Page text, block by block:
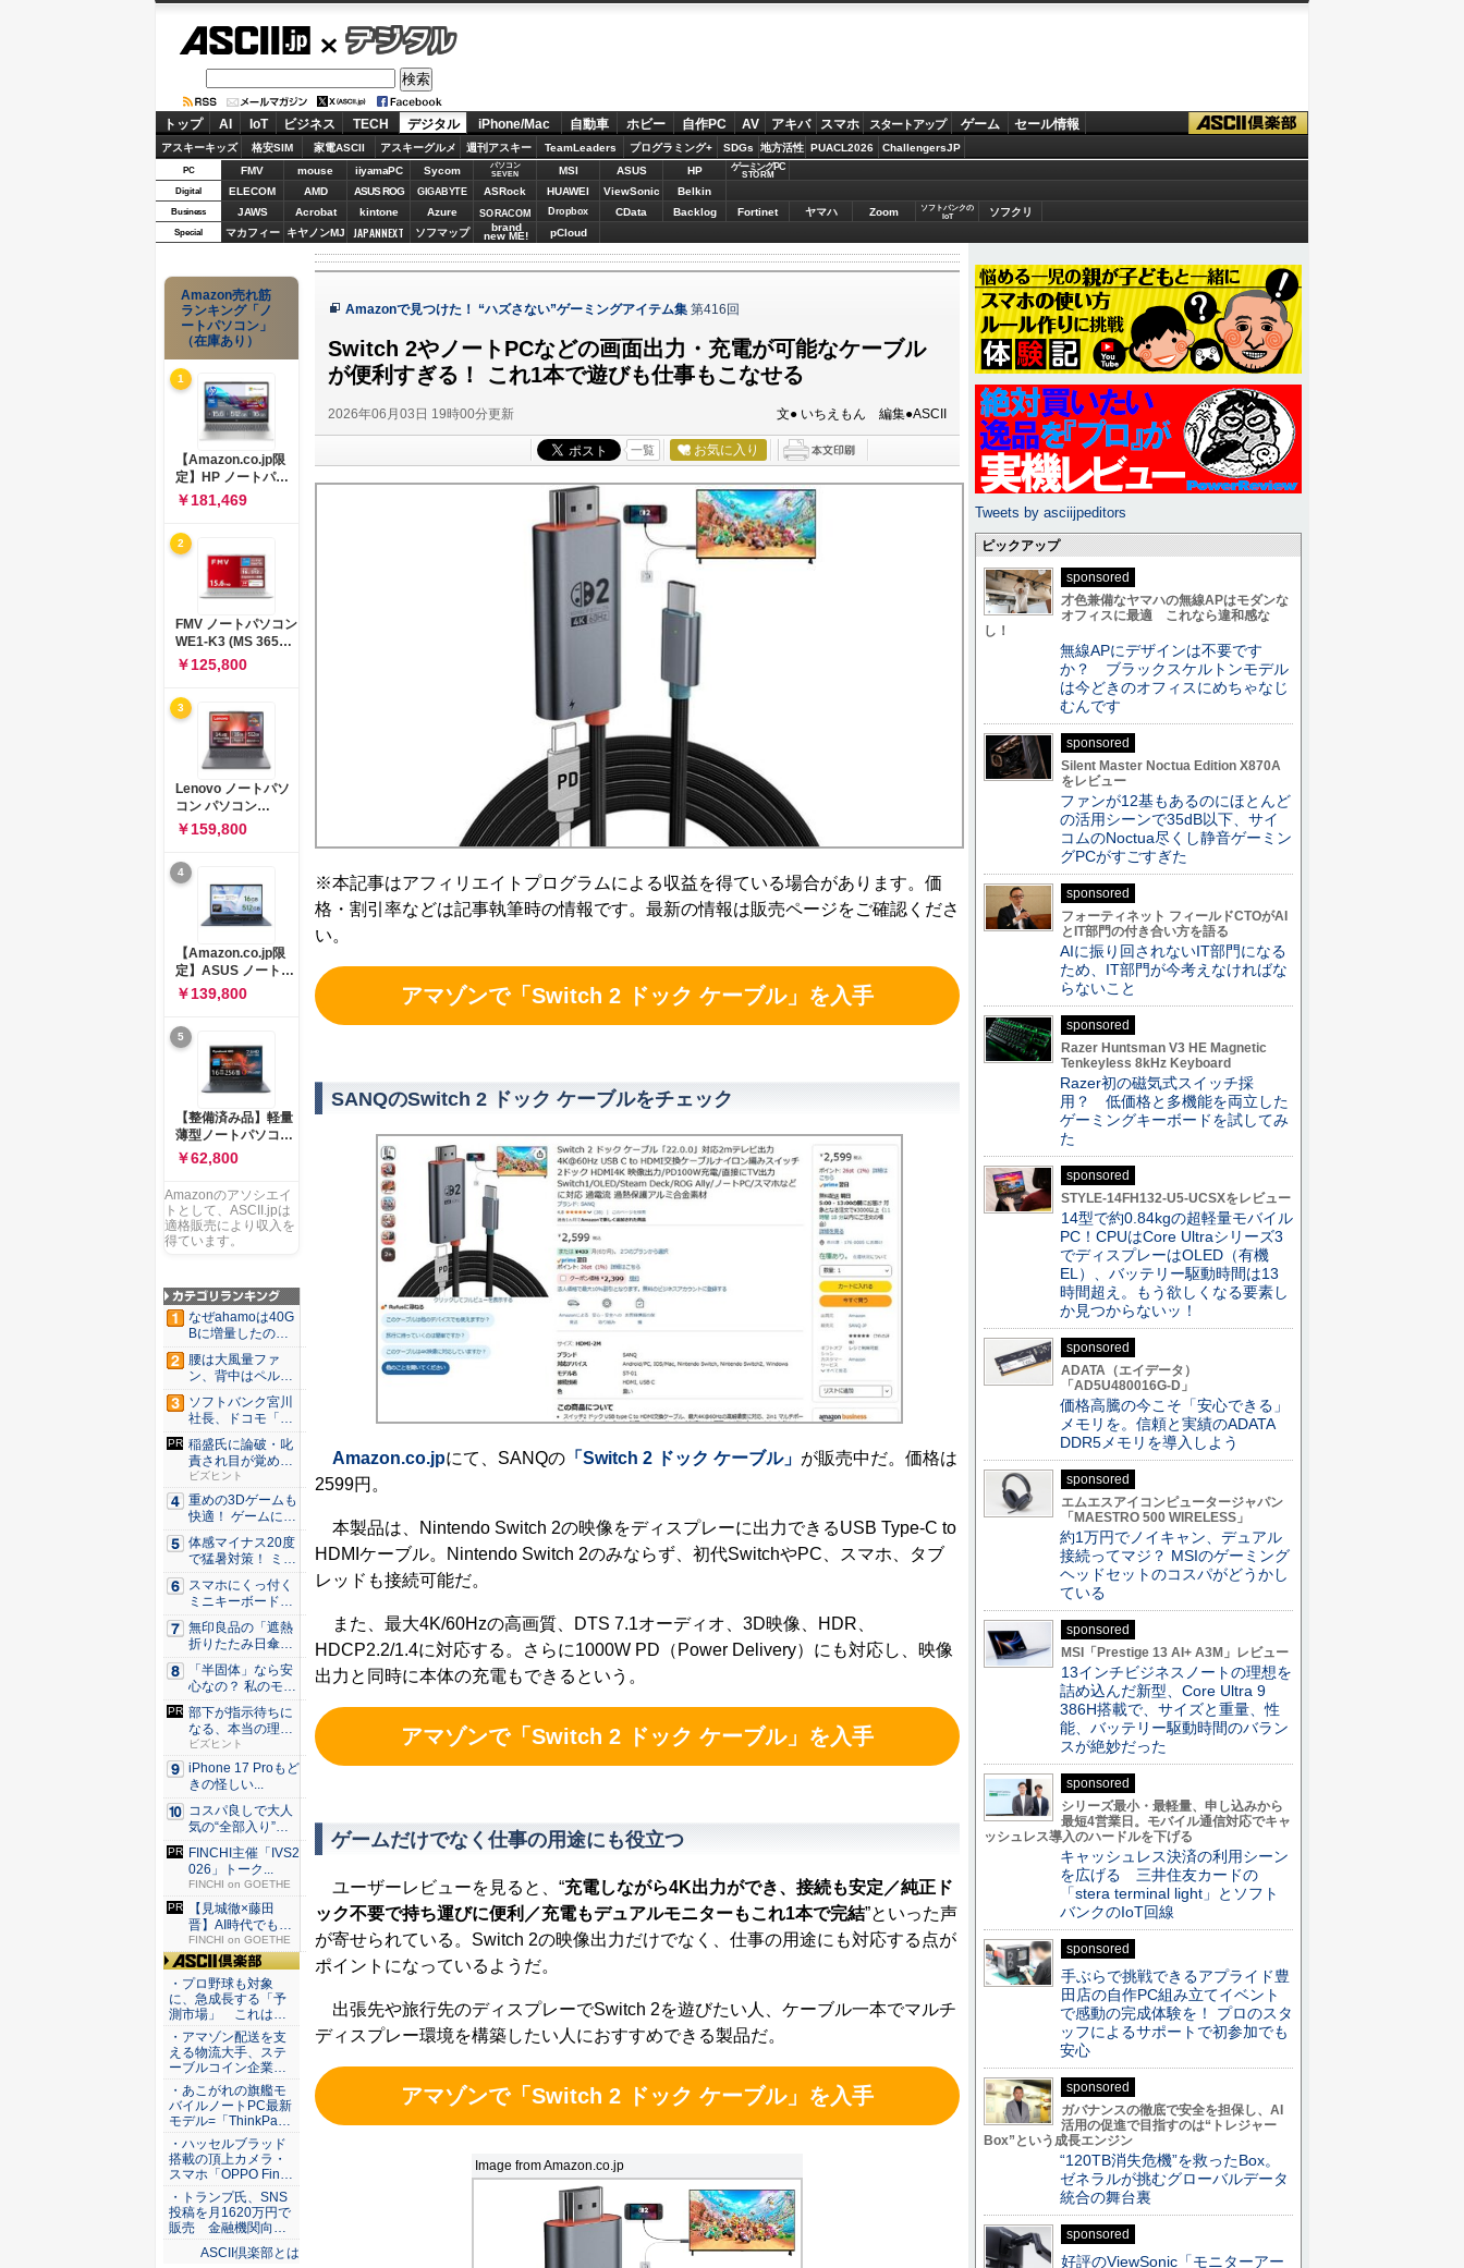
デジタル
トップ AI IoT ビジネス TECH デジタル iPhone/Mac 自動車 ホビー 自作PC AV アキバ スマホ スタートアップ ゲーム セール情報
アスキーキッズ 格安SIM 家電ASCII アスキーグルメ 週刊アスキー TeamLeaders プログラミング+ SDGs 地方活性 PUACL2026 ChallengersJP
PC FMV mouse iiyamaPC Sycom
パソコン
SEVEN
MSI ASUS HP ゲーミングPC
STORM
Digital ELECOM AMD ASUS ROG GIGABYTE ASRock HUAWEI ViewSonic Belkin
Business JAWS Acrobat kintone Azure SORACOM Dropbox CData Backlog Fortinet ヤマハ Zoom
ソフトバンクの
IoT
ソフクリ
Special マカフィー キヤノンMJ JAPANNEXT ソフマップ brand
new ME! pCloud
Amazonで見つけた！ “ハズさない”ゲーミングアイテム集 第416回
Switch 2やノートPCなどの画面出力・充電が可能なケーブル
が便利すぎる！ これ1本で遊びも仕事もこなせる
2026年06月03日 19時00分更新 文● いちえもん 編集●ASCII
一覧 お気に入り
※本記事はアフィリエイトプログラムによる収益を得ている場合があります。価
格・割引率などは記事執筆時の情報です。最新の情報は販売ページをご確認くださ
い。
アマゾンで「Switch 2 ドック ケーブル」を入手
SANQのSwitch 2 ドック ケーブルをチェック
Amazon.co.jpにて、SANQの 「Switch 2 ドック ケーブル」 が販売中だ。価格は
2599円。
本製品は、Nintendo Switch 2の映像をディスプレーに出力できるUSB Type-C to
HDMIケーブル。Nintendo Switch 2のみならず、初代SwitchやPC、スマホ、タブ
レッドも接続可能だ。
また、最大4K/60Hzの高画質、DTS 7.1オーディオ、3D映像、HDR、
HDCP2.2/1.4に対応する。さらに1000W PD（Power Delivery）にも対応し、映像
出力と同時に本体の充電もできるという。
アマゾンで「Switch 2 ドック ケーブル」を入手
ゲームだけでなく仕事の用途にも役立つ
ユーザーレビューを見ると、“充電しながら4K出力ができ、接続も安定／純正ド
ック不要で持ち運びに便利／充電もデュアルモニターもこれ1本で完結”といった声
が寄せられている。Switch 2の映像出力だけでなく、仕事の用途にも対応する点が
ポイントになっているようだ。
出張先や旅行先のディスプレーでSwitch 2を遊びたい人、ケーブル一本でマルチ
ディスプレー環境を構築したい人におすすめできる製品だ。
アマゾンで「Switch 2 ドック ケーブル」を入手
Image from Amazon.co.jp
Amazon売れ筋
ランキング「ノ
ートパソコン」
（在庫あり）
1
【Amazon.co.jp限
定】HP ノートパソ
コン 15-fd 15.6イン
チ インテル Core 5
120U メモリ16GB
SSD512GB
Windows 11
Microsoft Office
2024搭載 WPS
Office搭載 カメラシ
ャッター 指紋認証 薄
型 Copilotキー搭載
ナチュラルシルバー
￥181,469
2
FMV ノートパソコン
WE1-K3 (MS 365
Personal/Copilotキ
ー搭載/Win 11/15.6
型/Core
i5/16GB/SSD
512GB/ホワイト)
FMVWK3E15W_AZ
￥125,800
3
Lenovo ノートパソ
コン パソコン
IdeaPad Slim 3 14.0
インチ AMD
Ryzen™ 5 8640HS
メモリ16GB
SSD512GB
Microsoft 365 試用
版 Windows11 バッ
テリー駆動12.6時間
重量1.39kg ルナグレ
ー 83K9003JJP ノー
トPC
￥159,800
4
【Amazon.co.jp限
定】ASUS ノートパ
ソコン Vivobook 15
M1502NAQ 15.6イ
ンチ AMD Ryzen 7
170 メモリ16GB
SSD 512GB
Microsoft 365
Personal (24か月版)
搭載 Windows 11 重
量1.7kg Wi-Fi 6E ク
ワイエットブルー
M1502NAQ-
￥139,800
5
【整備済み品】軽量
薄型ノートパソコン
dynabook G83 ■
13.3型
FHD(1920x1080) -
高性能第11世代Core
i5-1135G7 - メモリ
16GB - SSD 256GB
USB Type-C - MS
Office 2021 - Win11
搭載
￥62,800
Amazonのアソシエイ
トとして、ASCII.jpは
適格販売により収入を
得ています。
なぜahamoは40G
Bに増量したの
か ...
腰は大風量ファ
ン、背中はペルチ
ェ冷却。ダ...
ソフトバンク宮川
社長、ドコモ「ah
amo...
稲盛氏に論破・叱
責され目が覚め
た。経営者...
ビズヒント
重めの3Dゲームも
快適！ ゲームに強
いH...
体感マイナス20度
で猛暑対策！ ミズ
ノの...
スマホにくっ付く
ミニキーボード！
触ってわ...
無印良品の「遮熱
折りたたみ日傘」
約160...
「半固体」なら安
心なの？ 私のモバ
イルバ...
部下が指示待ちに
なる、本当の理
由。23年...
ビズヒント
iPhone 17 Proもど
きの怪しい...
コスパ良しで大人
気の“全部入り”の
アンド...
FINCHI主催「IVS2
026」トーク...
FINCHI on GOETHE
【見城徹×藤田
晋】AI時代でも変
わらない...
FINCHI on GOETHE
ASCII倶楽部
・プロ野球も対象
に、急成長する「予
測市場」 これは…
・アマゾン配送を支
える物流大手、ステ
ーブルコイン企業…
・あこがれの旗艦モ
バイルノートPC最新
モデル=「ThinkPa…
・ハッセルブラッド
搭載の頂上カメラ・
スマホ「OPPO Fin…
・トランプ氏、SNS
投稿を月1620万円で
販売 金融機関向…
ASCII倶楽部とは
Tweets by asciijpeditors
ピックアップ
sponsored
才色兼備なヤマハの無線APはモダンな
オフィスに最適 これなら違和感な
し！
無線APにデザインは不要です
か？ ブラックスケルトンモデル
は今どきのオフィスにめちゃなじ
むんです
sponsored
Silent Master Noctua Edition X870A
をレビュー
ファンが12基もあるのにほとんど
の活用シーンで35dB以下、サイ
コムのNoctua尽くし静音ゲーミン
グPCがすごすぎた
sponsored
フォーティネット フィールドCTOがAI
とIT部門の付き合い方を語る
AIに振り回されないIT部門になる
ため、IT部門が今考えなければな
らないこと
sponsored
Razer Huntsman V3 HE Magnetic
Tenkeyless 8kHz Keyboard
Razer初の磁気式スイッチ採
用？ 低価格と多機能を両立した
ゲーミングキーボードを試してみ
た
sponsored
STYLE-14FH132-U5-UCSXをレビュー
14型で約0.84kgの超軽量モバイル
PC！CPUはCore Ultraシリーズ3
でディスプレーはOLED（有機
EL）、バッテリー駆動時間は13
時間超え。もう欲しくなる要素し
か見つからないッ！
sponsored
ADATA（エイデータ）
「AD5U480016G-D」
価格高騰の今こそ「安心できる」
メモリを。信頼と実績のADATA
DDR5メモリを導入しよう
sponsored
エムエスアイコンピュータージャパン
「MAESTRO 500 WIRELESS」
約1万円でノイキャン、デュアル
接続ってマジ？ MSIのゲーミング
ヘッドセットのコスパがどうかし
ている
sponsored
MSI「Prestige 13 AI+ A3M」レビュー
13インチビジネスノートの理想を
詰め込んだ新型、Core Ultra 9
386H搭載で、サイズと重量、性
能、バッテリー駆動時間のバラン
スが絶妙だった
sponsored
シリーズ最小・最軽量、申し込みから
最短4営業日。モバイル通信対応でキャ
ッシュレス導入のハードルを下げる
キャッシュレス決済の利用シーン
を広げる 三井住友カードの
「stera terminal light」とソフト
バンクのIoT回線
sponsored
手ぶらで挑戦できるアプライド豊
田店の自作PC組み立てイベント
で感動の完成体験を！ プロのスタ
ッフによるサポートで初参加でも
安心
sponsored
ガバナンスの徹底で安全を担保し、AI
活用の促進で目指すのは“トレジャー
Box”という成長エンジン
“120TB消失危機”を救ったBox。
ゼネラルが挑むグローバルデータ
統合の舞台裏
sponsored
好評のViewSonic「モニターアー